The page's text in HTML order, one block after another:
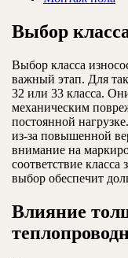
Выбор
Выбор класса
важный этап. Для
32 или 33 класса.
механическим
постоянной
из-за повышенной
внимание на
соответствие
выбор обеспечит
Влияние